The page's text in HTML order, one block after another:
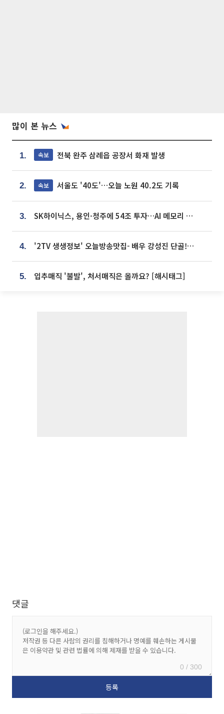
많이 본 뉴스
1. 속보 전북 완주 삼례읍 공장서 화재 발생
2. 속보 서울도 '40도'…오늘 노원 40.2도 기록
3. SK하이닉스, 용인·청주에 54조 투자…AI 메모리 생산기지 키운다
4. '2TV 생생정보' 오늘방송맛집- 배우 강성진 단골! 쌀국수ㆍ푸팟퐁 커리 맛집 '블○○○'
5. 입추매직 '불발', 처서매직은 올까요? [해시태그]
댓글
0 / 300